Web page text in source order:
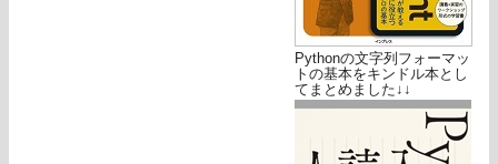
Pythonの文字列フォーマッ
トの基本をキンドル本とし
てまとめました↓↓